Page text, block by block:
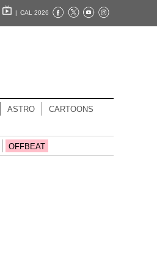
| CAL 2026
ASTRO CARTOONS
OFFBEAT